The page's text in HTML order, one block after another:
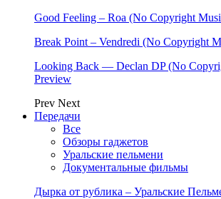
Good Feeling – Roa (No Copyright
Break Point – Vendredi (No Copyright
Looking Back — Declan DP (No
Preview
Prev Next
Передачи
Все
Обзоры гаджетов
Уральские пельмени
Документальные фильмы
Дырка от рублика – Уральские